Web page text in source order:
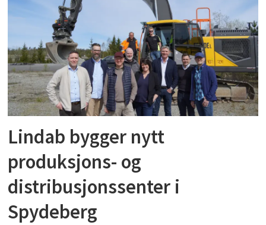
Lindab bygger nytt
produksjons- og
distribusjonssenter i
Spydeberg